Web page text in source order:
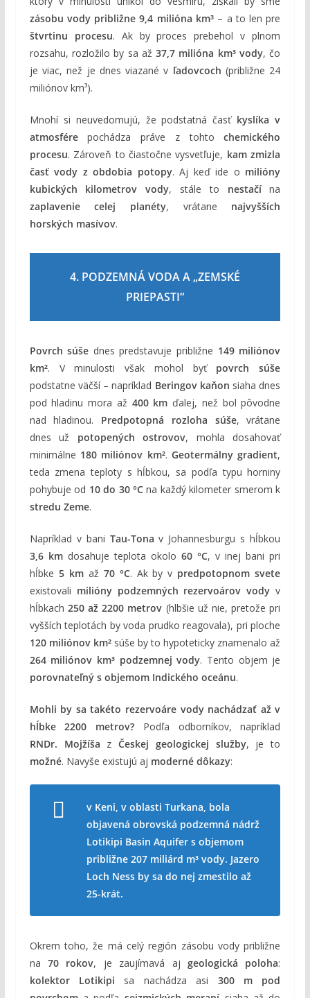
zásobu vody približne 9,4 milióna km³ – a to len pre
štvrtinu procesu. Ak by proces prebehol v plnom
rozsahu, rozložilo by sa až37,7 milióna km³ vody, čo
je viac, než je dnes viazané v ľadovcoch (približne 24
miliónov km³).
Mnohí si neuvedomujú, že podstatná časť kyslíka v
atmosférepochádza práve z tohtochemického
procesu. Zároveň to čiastočne vysvetľuje, kam zmizla
časť vody z obdobia potopy. Aj keď ide o milióny
kubických kilometrov vody, stále to nestačína
zaplavenie celej planéty, vrátane najvyšších
horských masívov.
4. PODZEMNÁ VODA A „ZEMSKÉ
PRIEPASTI“
Povrch súše dnes predstavuje približne 149 miliónov
km². V minulosti však mohol byť povrch súše
podstatne väčší – napríklad Beringov kaňon siaha dnes
pod hladinu mora až 400 km ďalej, než bol pôvodne
nad hladinou. Predpotopná rozloha súše, vrátane
dnes už potopených ostrovov, mohla dosahovať
minimálne 180 miliónov km². Geotermálny gradient,
teda zmena teploty s hĺbkou, sa podľa typu horniny
pohybuje od 10 do 30 °C na každý kilometer smerom k
stredu Zeme.
Napríklad v bani Tau-Tona v Johannesburgu s hĺbkou
3,6 kmdosahuje teplota okolo 60 °C, v inej bani pri
hĺbke 5 kmaž 70 °C. Ak by v predpotopnom svete
existovali milióny podzemných rezervoárov vody v
hĺbkach 250 až 2200 metrov (hlbšie už nie, pretože pri
vyšších teplotách by voda prudko reagovala), pri ploche
120 miliónov km²súše by to hypoteticky znamenalo až
264 miliónov km³ podzemnej vody. Tento objem je
porovnateľný s objemom Indického oceánu.
Mohli by sa takéto rezervoáre vody nachádzať až v
hĺbke 2200 metrov? Podľa odborníkov, napríklad
RNDr. Mojžíša zČeskej geologickej služby, je to
možné. Navyše existujú aj moderné dôkazy:
v Keni, v oblasti Turkana, bola
objavená obrovská podzemná nádrž
Lotikipi Basin Aquifer s objemom
približne 207 miliárd m³ vody. Jazero
Loch Ness by sa do nej zmestilo až
25-krát.
Okrem toho, že má celý región zásobu vody približne
na70 rokov, je zaujímavá aj geologická poloha:
kolektor Lotikipi sa nachádza asi 300 m pod